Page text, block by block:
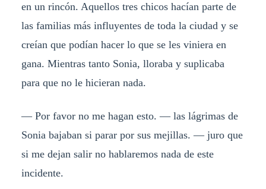
en un rincón. Aquellos tres chicos hacían parte de
las familias más influyentes de toda la ciudad y se
creían que podían hacer lo que se les viniera en
gana. Mientras tanto Sonia, lloraba y suplicaba
para que no le hicieran nada.
— Por favor no me hagan esto. — las lágrimas de
Sonia bajaban si parar por sus mejillas. — juro que
si me dejan salir no hablaremos nada de este
incidente.